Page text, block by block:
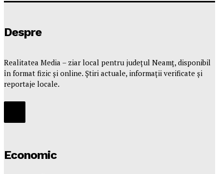
Despre
Realitatea Media – ziar local pentru județul Neamț, disponibil
în format fizic și online. Știri actuale, informații verificate și
reportaje locale.
Economic